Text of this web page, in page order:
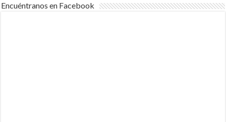
Encuéntranos en Facebook